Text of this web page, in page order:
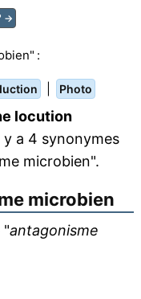
→
:
Photo
locution
y a 4 synonymes
microbien".
microbien
"antagonisme